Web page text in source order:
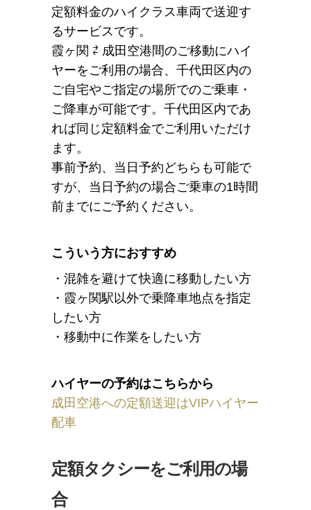
定額料金のハイクラス車両で送迎す
るサービスです。
霞ヶ関 ⇄ 成田空港間のご移動にハイ
ヤーをご利用の場合、千代田区内の
ご自宅やご指定の場所でのご乗車・
ご降車が可能です。千代田区内であ
れば同じ定額料金でご利用いただけ
ます。
事前予約、当日予約どちらも可能で
すが、当日予約の場合ご乗車の1時間
前までにご予約ください。
こういう方におすすめ
・混雑を避けて快適に移動したい方
・霞ヶ関駅以外で乗降車地点を指定
したい方
・移動中に作業をしたい方
ハイヤーの予約はこちらから
成田空港への定額送迎はVIPハイヤー
配車
定額タクシーをご利用の場
合